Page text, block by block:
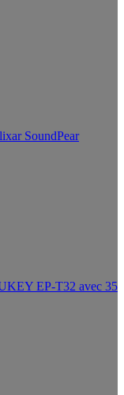
SoundPear
EP-T32 avec 35